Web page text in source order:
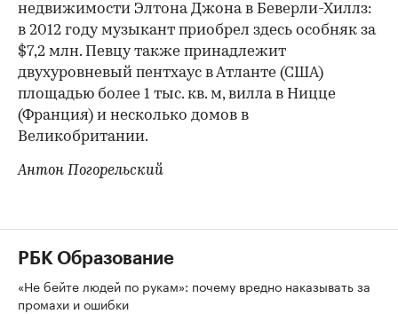
недвижимости Элтона Джона в Беверли-Хиллз:
в 2012 году музыкант приобрел здесь особняк за
$7,2 млн. Певцу также принадлежит
двухуровневый пентхаус в Атланте (США)
площадью более 1 тыс. кв. м, вилла в Ницце
(Франция) и несколько домов в
Великобритании.
Антон Погорельский
РБК Образование
«Не бейте людей по рукам»: почему вредно наказывать за
промахи и ошибки